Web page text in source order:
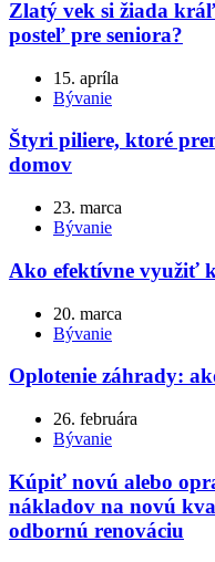
Zlatý vek si žiada
posteľ pre seniora?
15. apríla
Bývanie
Štyri piliere, ktoré
domov
23. marca
Bývanie
Ako efektívne využiť
20. marca
Bývanie
Oplotenie záhrady:
26. februára
Bývanie
Kúpiť novú alebo
nákladov na novú
odbornú renováciu